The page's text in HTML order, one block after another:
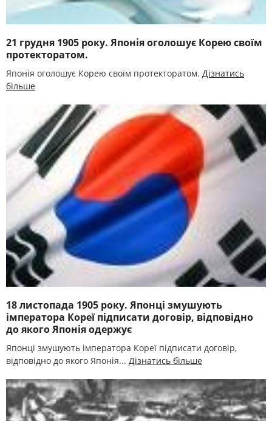
21 грудня 1905 року. Японія оголошує Корею своїм
протекторатом.
Японія оголошує Корею своїм протекторатом. Дізнатись
більше
18 листопада 1905 року. Японці змушують
імператора Кореї підписати договір, відповідно
до якого Японія одержує
Японці змушують імператора Кореї підписати договір,
відповідно до якого Японія... Дізнатись більше